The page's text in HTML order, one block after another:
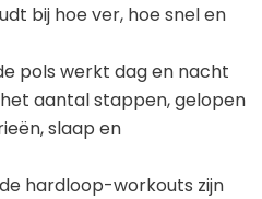
bij hoe ver, hoe snel en
pols werkt dag en nacht
aantal stappen, gelopen
slaap en
hardloop-workouts zijn